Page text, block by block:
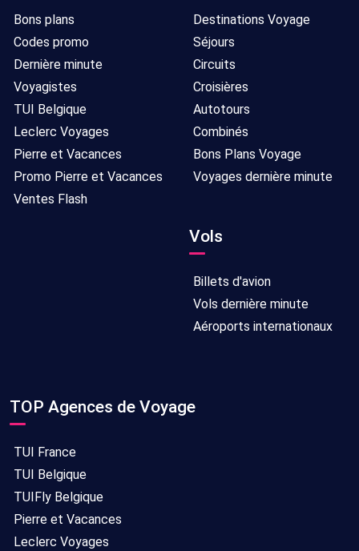
Bons plans
Codes promo
Dernière minute
Voyagistes
TUI Belgique
Leclerc Voyages
Pierre et Vacances
Promo Pierre et Vacances
Ventes Flash
Destinations Voyage
Séjours
Circuits
Croisières
Autotours
Combinés
Bons Plans Voyage
Voyages dernière minute
Vols
Billets d'avion
Vols dernière minute
Aéroports internationaux
TOP Agences de Voyage
TUI France
TUI Belgique
TUIFly Belgique
Pierre et Vacances
Leclerc Voyages